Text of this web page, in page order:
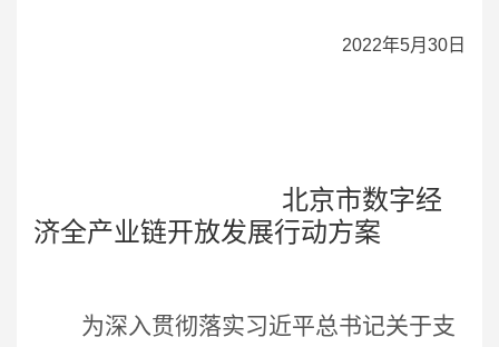
2022年5月30日
北京市数字经
济全产业链开放发展行动方案
为深入贯彻落实习近平总书记关于支